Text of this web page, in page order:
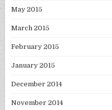
May 2015
March 2015
February 2015
January 2015
December 2014
November 2014